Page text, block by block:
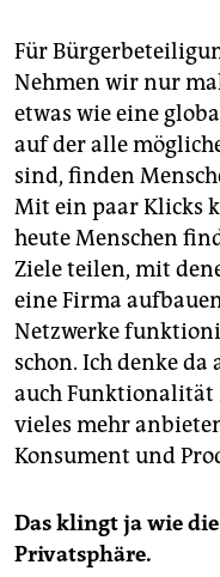
Für
Nehmen wir nur
etwas wie eine
auf der alle
sind, finden
Mit ein paar Klicks
heute Menschen
Ziele teilen, mit
eine Firma
Netzwerke
schon. Ich denke da
auch
vieles mehr
Konsument und
Das klingt ja wie
Privatsphäre.